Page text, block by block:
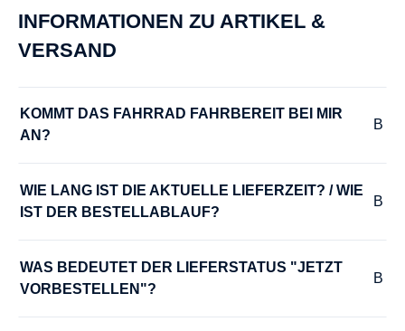
INFORMATIONEN ZU ARTIKEL &
VERSAND
KOMMT DAS FAHRRAD FAHRBEREIT BEI MIR
AN?
WIE LANG IST DIE AKTUELLE LIEFERZEIT? / WIE
IST DER BESTELLABLAUF?
WAS BEDEUTET DER LIEFERSTATUS "JETZT
VORBESTELLEN"?